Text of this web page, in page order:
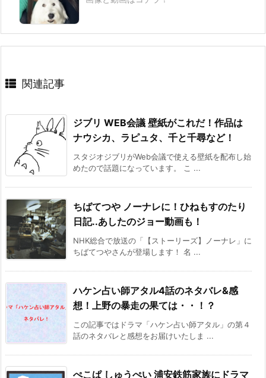
関連記事
ジブリ WEB会議 壁紙がこれだ！作品は
ナウシカ、ラピュタ、千と千尋など！
スタジオジブリがWeb会議で使える壁紙を配布し始
めたので話題になっています。 こ ...
ちばてつや ノーナレに！ひねもすのたり
日記..あしたのジョー動画も！
NHK総合で放送の「【ストーリーズ】ノーナレ」に
ちばてつやさんが登場します！ 名 ...
ハケン占い師アタル4話のネタバレ&感
想！上野の暴走の果ては・・！？
この記事ではドラマ「ハケン占い師アタル」の第４
話のネタバレと感想をお届けいたしま ...
ぺこぱ しゅうぺい 浦安鉄筋家族にドラマ